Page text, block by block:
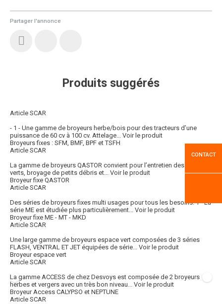
Partager l'annonce
Produits suggérés
Article SCAR
- 1 - Une gamme de broyeurs herbe/bois pour des tracteurs d’une
puissance de 60 cv à 100 cv. Attelage... Voir le produit
Broyeurs fixes : SFM, BMF, BPF et TSFH
Article SCAR
La gamme de broyeurs QASTOR convient pour l’entretien des espaces
verts, broyage de petits débris et... Voir le produit
Broyeur fixe QASTOR
Article SCAR
Des séries de broyeurs fixes multi usages pour tous les besoins. 1 - La
série ME est étudiée plus particulièrement... Voir le produit
Broyeur fixe ME - MT - MKD
Article SCAR
Une large gamme de broyeurs espace vert composées de 3 séries
FLASH, VENTRAL ET JET équipées de série... Voir le produit
Broyeur espace vert
Article SCAR
La gamme ACCESS de chez Desvoys est composée de 2 broyeurs
herbes et vergers avec un très bon niveau... Voir le produit
Broyeur Access CALYPSO et NEPTUNE
Article SCAR
CONTACT